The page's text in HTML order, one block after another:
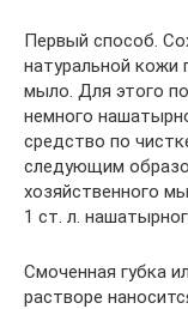
Первый способ.
натуральной кожи
мыло. Для этого
немного
средство по
следующим
хозяйственного
1 ст. л.
Смоченная губка
растворе